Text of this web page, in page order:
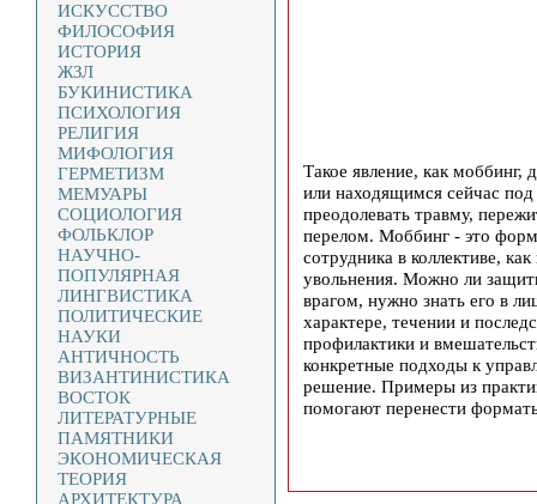
ИСКУССТВО
ФИЛОСОФИЯ
ИСТОРИЯ
ЖЗЛ
БУКИНИСТИКА
ПСИХОЛОГИЯ
РЕЛИГИЯ
МИФОЛОГИЯ
ГЕРМЕТИЗМ
МЕМУАРЫ
СОЦИОЛОГИЯ
ФОЛЬКЛОР
НАУЧНО-
ПОПУЛЯРНАЯ
ЛИНГВИСТИКА
ПОЛИТИЧЕСКИЕ
НАУКИ
АНТИЧНОСТЬ
ВИЗАНТИНИСТИКА
ВОСТОК
ЛИТЕРАТУРНЫЕ
ПАМЯТНИКИ
ЭКОНОМИЧЕСКАЯ
ТЕОРИЯ
АРХИТЕКТУРА
Такое явление, как моббинг,
или находящимся сейчас под
преодолевать травму,
перелом. Моббинг - это
сотрудника в коллективе,
увольнения. Можно ли
врагом, нужно знать его в
характере, течении и
профилактики и
конкретные подходы к
решение. Примеры из
помогают перенести